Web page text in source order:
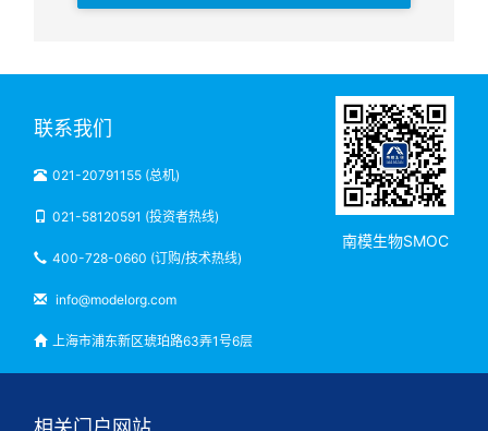
联系我们
021-20791155 (总机)
021-58120591 (投资者热线)
400-728-0660 (订购/技术热线)
info@modelorg.com
上海市浦东新区琥珀路63弄1号6层
南模生物SMOC